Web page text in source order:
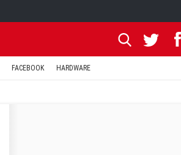
FACEBOOK HARDWARE